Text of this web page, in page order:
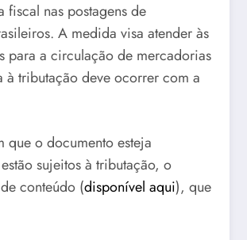
nas postagens de
A medida visa atender às
para a circulação de mercadorias
à tributação deve ocorrer com a
que o documento esteja
sujeitos à tributação, o
conteúdo (disponível aqui), que